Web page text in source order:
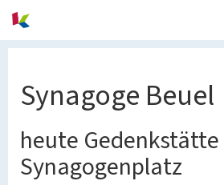
Synagoge Beuel
heute Gedenkstätte
Synagogenplatz